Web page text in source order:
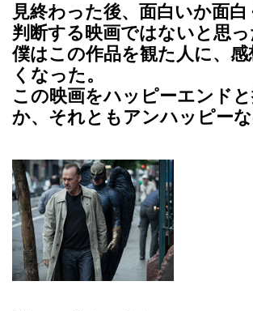
見終わった後、面白いか面
判断する映画ではないと思っ
僕はこの作品を観た人に、感
くなった。
この映画をハッピーエンド
か、それともアンハッピーな